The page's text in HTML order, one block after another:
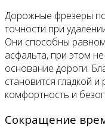
Дорожные фрезеры
точности при
Они способны
асфальта, при этом
основание дороги.
становится гладкой
комфортность и
Сокращение